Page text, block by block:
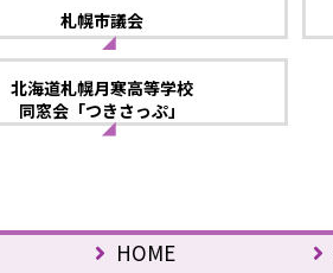
札幌市議会
北海道札幌月寒高等学校
同窓会「つきさっぷ」
HOME